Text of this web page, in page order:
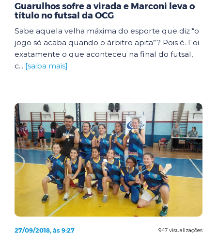
Guarulhos sofre a virada e Marconi leva o
título no futsal da OCG
Sabe aquela velha máxima do esporte que diz “o
jogo só acaba quando o árbitro apita”? Pois é. Foi
exatamente o que aconteceu na final do futsal,
c... [saiba mais]
947 visualizações
27/09/2018, às 9:27